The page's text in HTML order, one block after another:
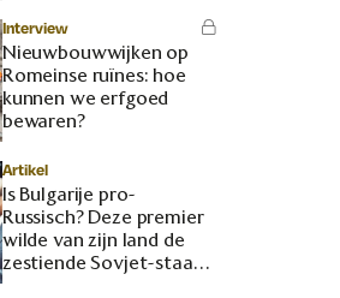
Interview
Nieuwbouwwijken op
Romeinse ruïnes: hoe
kunnen we erfgoed
bewaren?
Artikel
Is Bulgarije pro-
Russisch? Deze premier
wilde van zijn land de
zestiende Sovjet-staat
maken